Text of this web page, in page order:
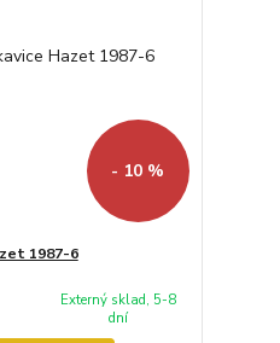
- 10 %
1987-6
Externý sklad, 5-8
dní